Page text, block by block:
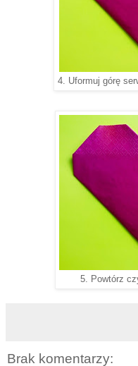
4. Uformuj górę
5. Powtórz
Brak komentarzy: